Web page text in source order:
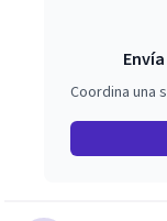
Coordina una